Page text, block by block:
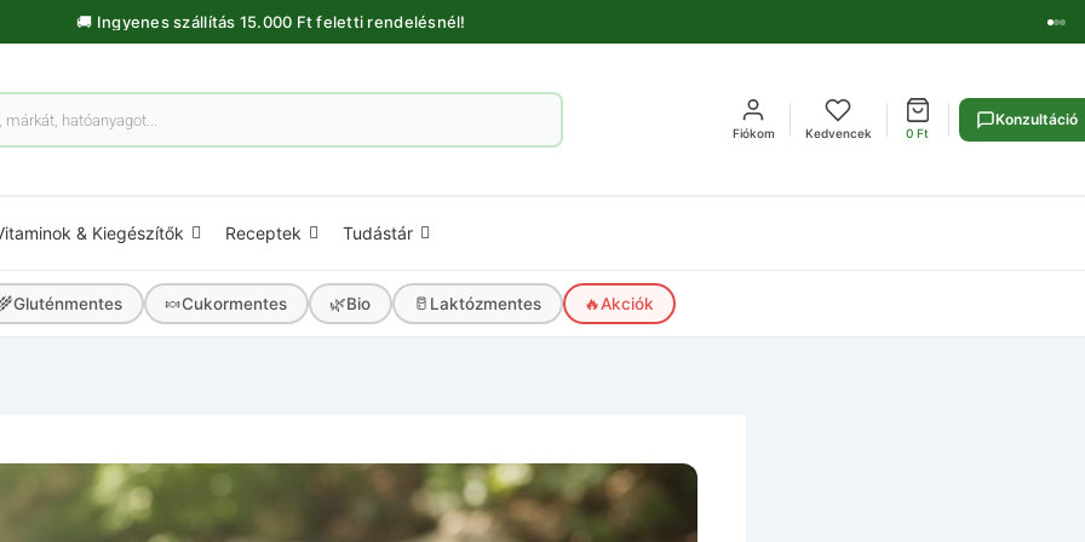
🚚 Ingyenes szállítás 15.000 Ft feletti rendelésnél!
Fiókom Kedvencek 0Ft
Konzultáció
& Kiegészítők Receptek Tudástár
Gluténmentes 🍬Cukormentes 🌿Bio 🥛 Laktózmentes 🔥Akciók